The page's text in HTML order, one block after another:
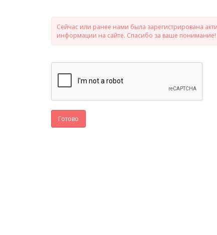
Сейчас или ранее нами была зарегистрирована
информации на сайте. Спасибо за ваше понимание!
Готово